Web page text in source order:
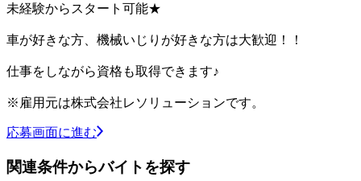
未経験からスタート可能★
車が好きな方、機械いじりが好きな方は大歓迎！！
仕事をしながら資格も取得できます♪
※雇用元は株式会社レソリューションです。
応募画面に進む
関連条件からバイトを探す